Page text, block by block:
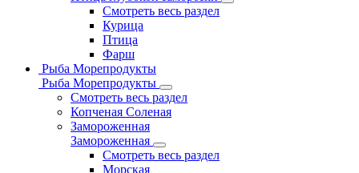
Смотреть весь раздел
Курица
Птица
Фарш
Рыба Морепродукты
Рыба Морепродукты
Смотреть весь раздел
Копченая Соленая
Замороженная
Замороженная
Смотреть весь раздел
Морская